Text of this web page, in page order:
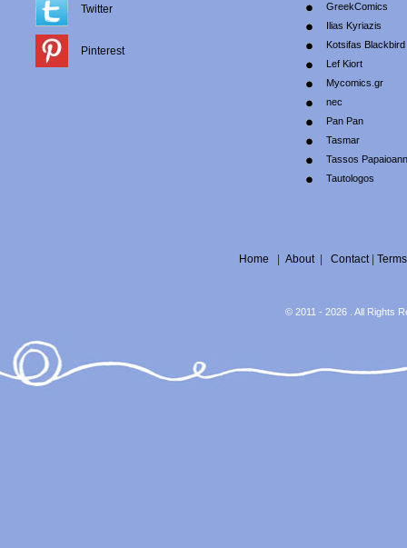
Twitter
Pinterest
GreekComics
Ilias Kyriazis
Kotsifas Blackbird
Lef Kiort
Mycomics.gr
nec
Pan Pan
Tasmar
Tassos
Tautologos
Home About| Contact| Terms
© 2011 - 2026 . All Rights